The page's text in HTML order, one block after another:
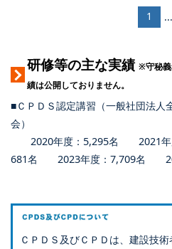
1 ...
研修等の主な実績 ※守秘義
績は公開しておりません。
■ＣＰＤＳ認定講習（一般社団法人
会）
2020年度：5,295名 2021年
681名 2023年度：7,709名
ＣＰＤＳ及びＣＰＤは、建設技